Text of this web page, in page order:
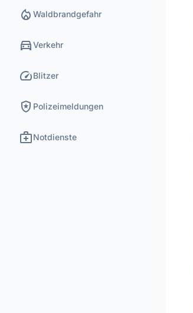
local_fire_department Waldbrandgefahr
directions_carVerkehr
speedBlitzer
local_police Polizeimeldungen
medical_servicesNotdienste